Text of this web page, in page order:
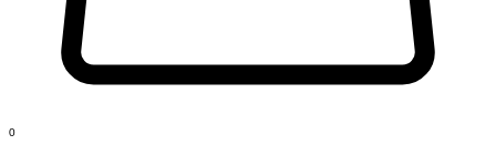
0